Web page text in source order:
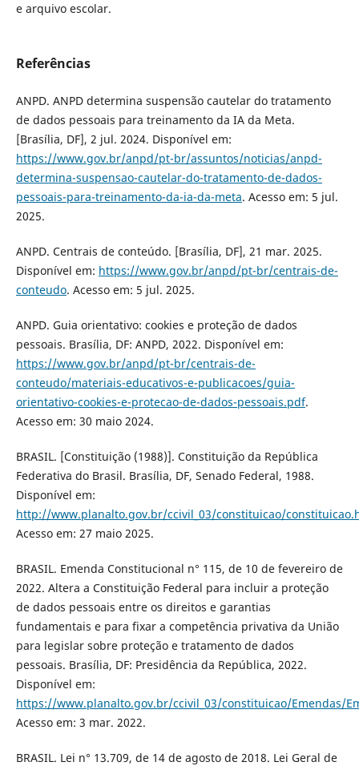
e arquivo escolar.
Referências
ANPD. ANPD determina suspensão cautelar do tratamento
de dados pessoais para treinamento da IA da Meta.
[Brasília, DF], 2 jul. 2024. Disponível em:
https://www.gov.br/anpd/pt-br/assuntos/noticias/anpd-
determina-suspensao-cautelar-do-tratamento-de-dados-
pessoais-para-treinamento-da-ia-da-meta. Acesso em: 5 jul.
2025.
ANPD. Centrais de conteúdo. [Brasília, DF], 21 mar. 2025.
Disponível em: https://www.gov.br/anpd/pt-br/centrais-de-
conteudo. Acesso em: 5 jul. 2025.
ANPD. Guia orientativo: cookies e proteção de dados
pessoais. Brasília, DF: ANPD, 2022. Disponível em:
https://www.gov.br/anpd/pt-br/centrais-de-
conteudo/materiais-educativos-e-publicacoes/guia-
orientativo-cookies-e-protecao-de-dados-pessoais.pdf.
Acesso em: 30 maio 2024.
BRASIL. [Constituição (1988)]. Constituição da República
Federativa do Brasil. Brasília, DF, Senado Federal, 1988.
Disponível em:
http://www.planalto.gov.br/ccivil_03/constituicao/
Acesso em: 27 maio 2025.
BRASIL. Emenda Constitucional n° 115, de 10 de fevereiro de
2022. Altera a Constituição Federal para incluir a proteção
de dados pessoais entre os direitos e garantias
fundamentais e para fixar a competência privativa da União
para legislar sobre proteção e tratamento de dados
pessoais. Brasília, DF: Presidência da República, 2022.
Disponível em:
https://www.planalto.gov.br/ccivil_03/constituicao/Emendas/
Acesso em: 3 mar. 2022.
BRASIL. Lei n° 13.709, de 14 de agosto de 2018. Lei Geral de